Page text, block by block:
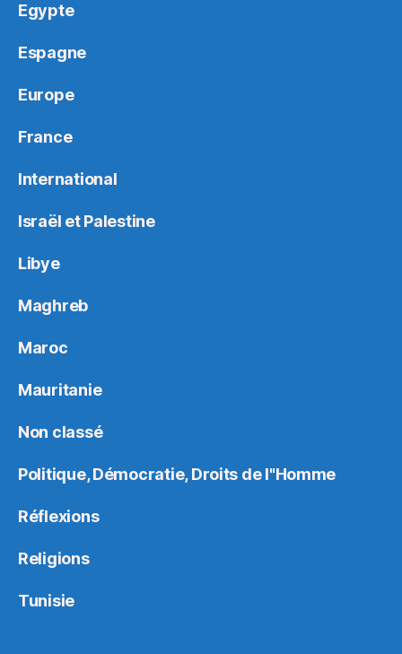
Egypte
Espagne
Europe
France
International
Israël et Palestine
Libye
Maghreb
Maroc
Mauritanie
Non classé
Politique, Démocratie, Droits de l"Homme
Réflexions
Religions
Tunisie